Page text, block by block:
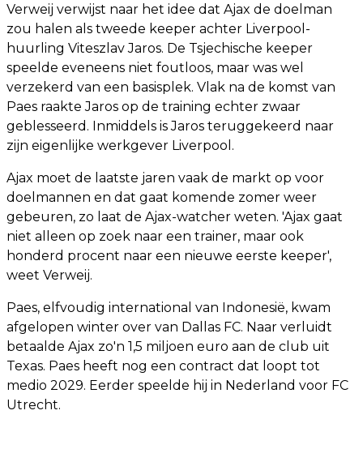
Verweij verwijst naar het idee dat Ajax de doelman
zou halen als tweede keeper achter Liverpool-
huurling Viteszlav Jaros. De Tsjechische keeper
speelde eveneens niet foutloos, maar was wel
verzekerd van een basisplek. Vlak na de komst van
Paes raakte Jaros op de training echter zwaar
geblesseerd. Inmiddels is Jaros teruggekeerd naar
zijn eigenlijke werkgever Liverpool.
Ajax moet de laatste jaren vaak de markt op voor
doelmannen en dat gaat komende zomer weer
gebeuren, zo laat de Ajax-watcher weten. 'Ajax gaat
niet alleen op zoek naar een trainer, maar ook
honderd procent naar een nieuwe eerste keeper',
weet Verweij.
Paes, elfvoudig international van Indonesië, kwam
afgelopen winter over van Dallas FC. Naar verluidt
betaalde Ajax zo'n 1,5 miljoen euro aan de club uit
Texas. Paes heeft nog een contract dat loopt tot
medio 2029. Eerder speelde hij in Nederland voor FC
Utrecht.